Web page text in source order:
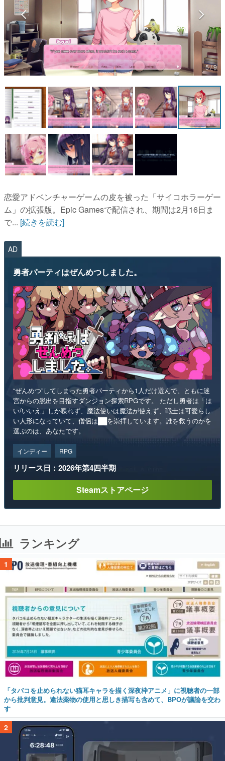
ゲームが変えた日本語
「経験値」「裏技」「ラスボス」… ゲームにまつわる言葉
の起源や用法の変遷を、コンピューター文化史研究家・タ
イニーP氏が徹底調査。
カテゴリ
マンガ
女性向け
アプリレビュー
その他
運営：株式会社マレ
5 / 9
恋愛アドベンチャーゲームの皮を被った「サイコホラーゲー
ム」の拡張版。Epic Gamesで配信され、期間は2月16日ま
で... [続きを読む]
AD
勇者パーティはぜんめつしました。
“ぜんめつ”してしまった勇者パーティから1人だけ選んで、ともに迷
宮からの脱出を目指すダンジョン探索RPGです。 ただし勇者は「は
い/いいえ」しか喋れず、魔法使いは魔法が使えず、戦士は可愛らし
い人形になっていて、僧侶は██を崇拝しています。誰を救うのかを
選ぶのは、あなたです。
インディー RPG
リリース日：2026年第4四半期
Steamストアページ
ランキング
1
「タバコを止められない猫耳キャラを描く深夜枠アニメ」に視聴者の一部
から批判意見。違法薬物の使用と思しき描写も含めて、BPOが議論を交わ
す
2